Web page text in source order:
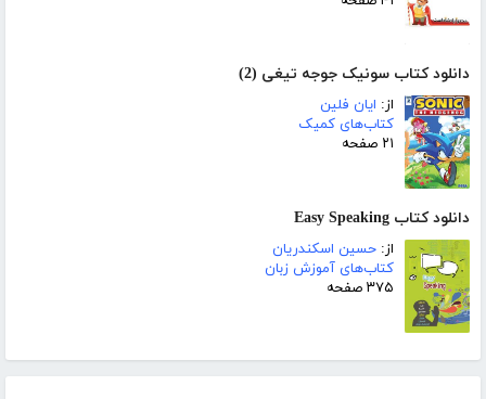
دانلود کتاب سونیک جوجه تیغی (2)
از: ایان فلین
کتاب‌های کمیک
۲۱ صفحه
دانلود کتاب Easy Speaking
از: حسین اسکندریان
کتاب‌های آموزش زبان
۳۷۵ صفحه